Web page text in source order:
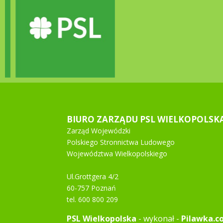
BIURO ZARZĄDU PSL
Zarząd Wojewódzki
Polskiego Stronnictwa Ludowego
Województwa Wielkopolskiego
Ul.Grottgera 4/2
60-757 Poznań
tel. 600 800 209
PSL Wielkopolska - wykonał -